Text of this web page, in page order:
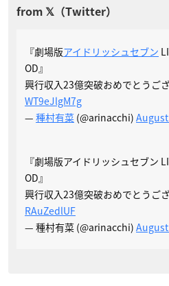
『劇場版アイドリッシュセブン
OD』
興行収入23億突破おめでとうご
WT9eJlgM7g
— 種村有菜 (@arinacchi)
『劇場版アイドリッシュセブン
OD』
興行収入23億突破おめでとうご
RAuZedlUF
— 種村有菜 (@arinacchi)